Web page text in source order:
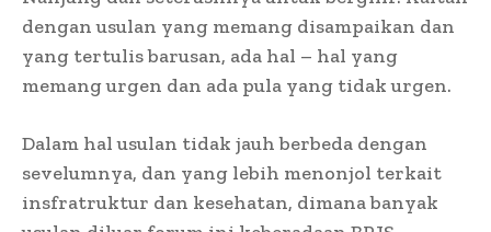
dengan usulan yang memang disampaikan dan
yang tertulis barusan, ada hal – hal yang
memang urgen dan ada pula yang tidak urgen.
Dalam hal usulan tidak jauh berbeda dengan
sevelumnya, dan yang lebih menonjol terkait
insfratruktur dan kesehatan, dimana banyak